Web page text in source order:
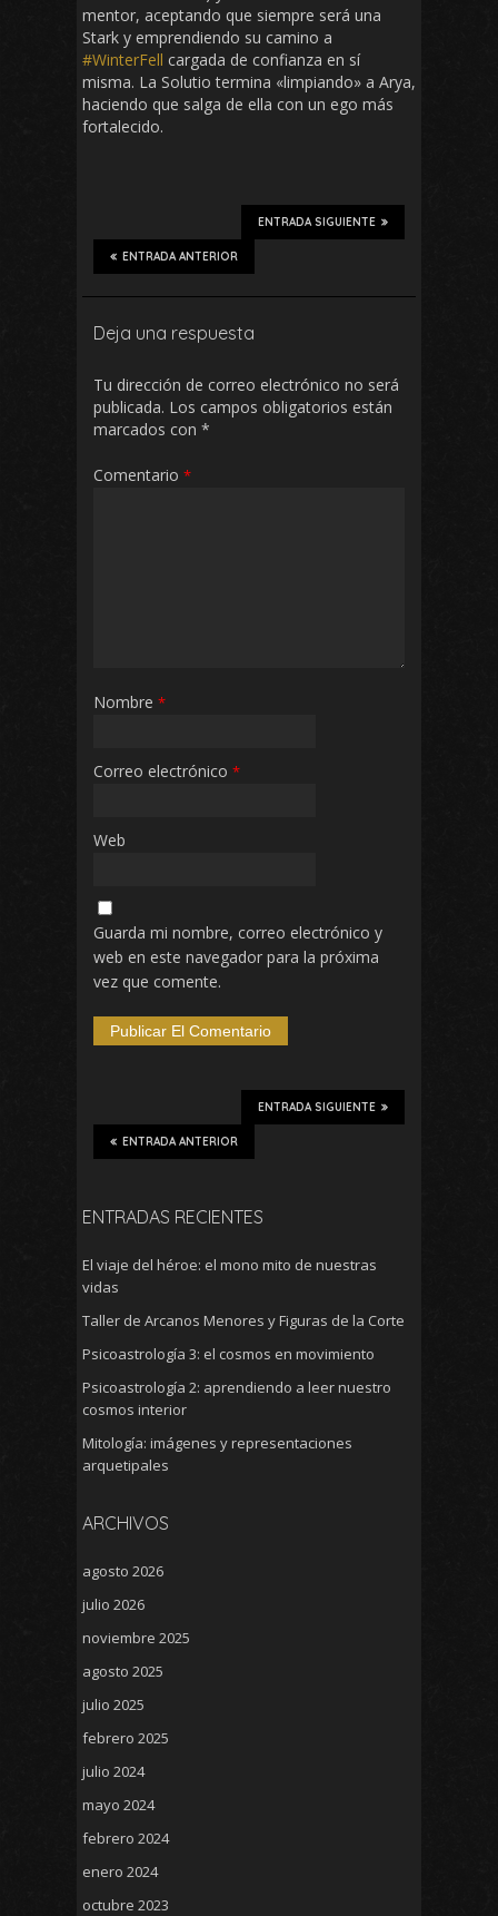
mentor, aceptando que siempre será una
Stark y emprendiendo su camino a
#WinterFell cargada de confianza en sí
misma. La Solutio termina «limpiando» a Arya,
haciendo que salga de ella con un ego más
fortalecido.
ENTRADA SIGUIENTE
ENTRADA ANTERIOR
Deja una respuesta
Tu dirección de correo electrónico no será
publicada. Los campos obligatorios están
marcados con *
Comentario *
Nombre *
Correo electrónico *
Web
Guarda mi nombre, correo electrónico y
web en este navegador para la próxima
vez que comente.
ENTRADA SIGUIENTE
ENTRADA ANTERIOR
ENTRADAS RECIENTES
El viaje del héroe: el mono mito de nuestras
vidas
Taller de Arcanos Menores y Figuras de la Corte
Psicoastrología 3: el cosmos en movimiento
Psicoastrología 2: aprendiendo a leer nuestro
cosmos interior
Mitología: imágenes y representaciones
arquetipales
ARCHIVOS
agosto 2026
julio 2026
noviembre 2025
agosto 2025
julio 2025
febrero 2025
julio 2024
mayo 2024
febrero 2024
enero 2024
octubre 2023